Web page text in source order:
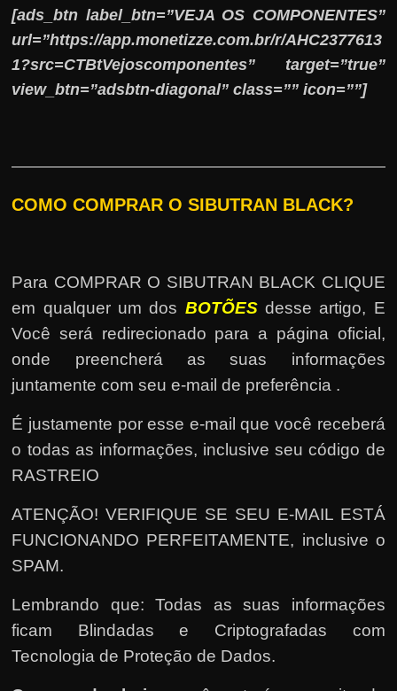
[ads_btn label_btn=”VEJA OS COMPONENTES”
url=”https://app.monetizze.com.br/r/AHC2377613
1?src=CTBtVejoscomponentes” target=”true”
view_btn=”adsbtn-diagonal” class=”” icon=””]
COMO COMPRAR O SIBUTRAN BLACK?
Para COMPRAR O SIBUTRAN BLACK CLIQUE
em qualquer um dos BOTÕES desse artigo, E
Você será redirecionado para a página oficial,
onde preencherá as suas informações
juntamente com seu e-mail de preferência .
É justamente por esse e-mail que você receberá
o todas as informações, inclusive seu código de
RASTREIO
ATENÇÃO! VERIFIQUE SE SEU E-MAIL ESTÁ
FUNCIONANDO PERFEITAMENTE, inclusive o
SPAM.
Lembrando que: Todas as suas informações
ficam Blindadas e Criptografadas com
Tecnologia de Proteção de Dados.